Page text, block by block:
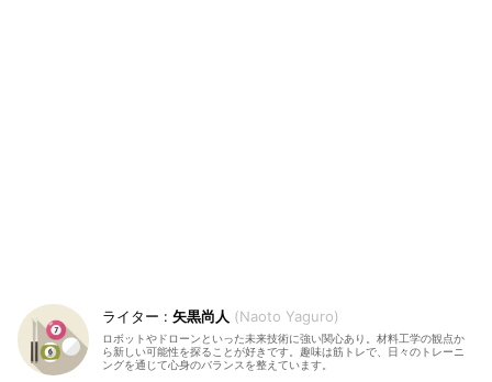
矢黒尚人 Naoto Yaguro
ロボットやドローンといった未来技術に強い関心あり。材料工学の観点か
ら新しい可能性を探ることが好きです。趣味は筋トレで、日々のトレーニ
ングを通じて心身のバランスを整えています。